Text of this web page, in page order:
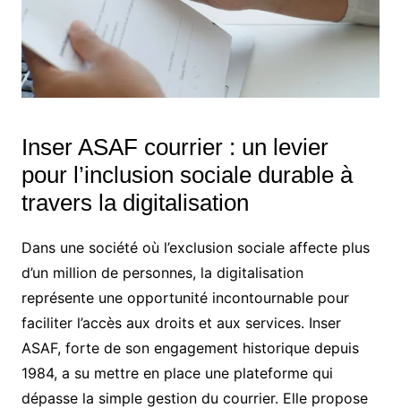
Inser ASAF courrier : un levier
pour l’inclusion sociale durable à
travers la digitalisation
Dans une société où l’exclusion sociale affecte plus
d’un million de personnes, la digitalisation
représente une opportunité incontournable pour
faciliter l’accès aux droits et aux services. Inser
ASAF, forte de son engagement historique depuis
1984, a su mettre en place une plateforme qui
dépasse la simple gestion du courrier. Elle propose